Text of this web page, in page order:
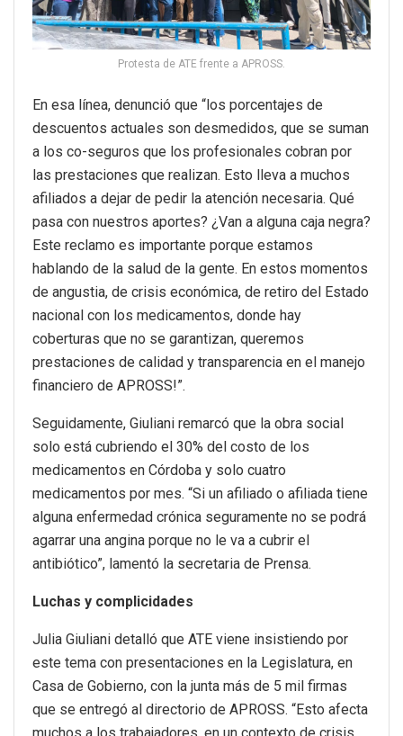
Protesta de ATE frente a APROSS.
En esa línea, denunció que “los porcentajes de
descuentos actuales son desmedidos, que se suman
a los co-seguros que los profesionales cobran por
las prestaciones que realizan. Esto lleva a muchos
afiliados a dejar de pedir la atención necesaria. Qué
pasa con nuestros aportes? ¿Van a alguna caja negra?
Este reclamo es importante porque estamos
hablando de la salud de la gente. En estos momentos
de angustia, de crisis económica, de retiro del Estado
nacional con los medicamentos, donde hay
coberturas que no se garantizan, queremos
prestaciones de calidad y transparencia en el manejo
financiero de APROSS!”.
Seguidamente, Giuliani remarcó que la obra social
solo está cubriendo el 30% del costo de los
medicamentos en Córdoba y solo cuatro
medicamentos por mes. “Si un afiliado o afiliada tiene
alguna enfermedad crónica seguramente no se podrá
agarrar una angina porque no le va a cubrir el
antibiótico”, lamentó la secretaria de Prensa.
Luchas y complicidades
Julia Giuliani detalló que ATE viene insistiendo por
este tema con presentaciones en la Legislatura, en
Casa de Gobierno, con la junta más de 5 mil firmas
que se entregó al directorio de APROSS. “Esto afecta